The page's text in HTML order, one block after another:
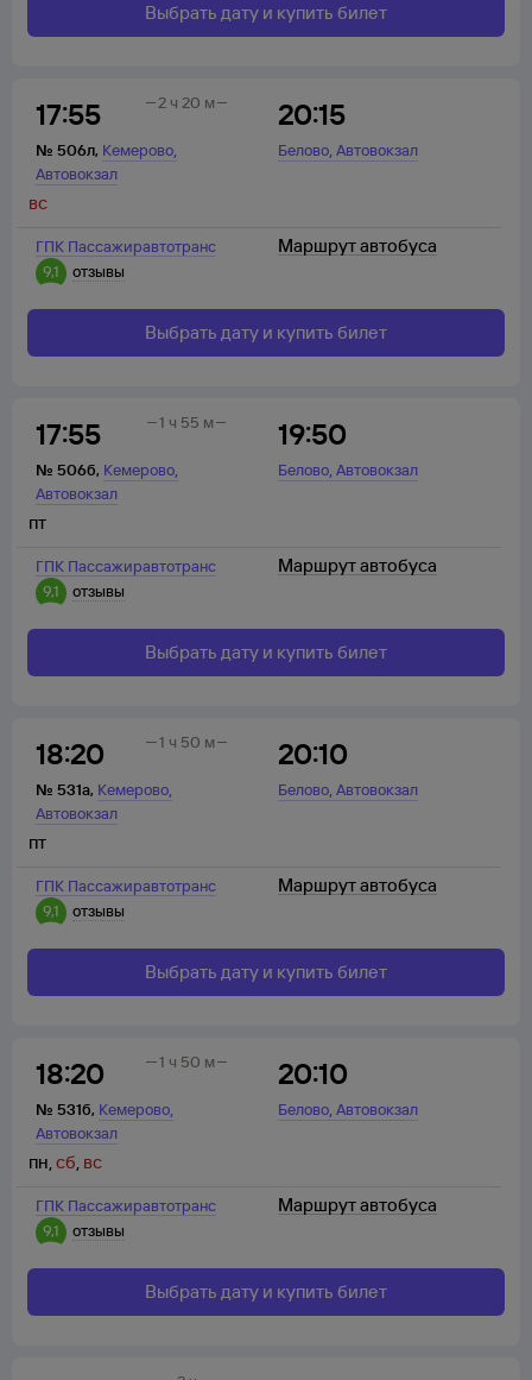
Выбрать дату и купить билет
17:55
№ 506л, Кемерово,
Автовокзал
20:15
Белово,Автовокзал
2 ч 20 м
ГПК Пассажиравтотранс
9,1
отзывы
вс
Маршрут автобуса
Выбрать дату и купить билет
17:55
№ 506б, Кемерово,
Автовокзал
19:50
Белово,Автовокзал
1 ч 55 м
ГПК Пассажиравтотранс
9,1
отзывы
пт
Маршрут автобуса
Выбрать дату и купить билет
18:20
№ 531а, Кемерово,
Автовокзал
20:10
Белово,Автовокзал
1 ч 50 м
ГПК Пассажиравтотранс
9,1
отзывы
пт
Маршрут автобуса
Выбрать дату и купить билет
18:20
№ 531б, Кемерово,
Автовокзал
20:10
Белово,Автовокзал
1 ч 50 м
ГПК Пассажиравтотранс
9,1
отзывы
пн,сб, вс
Маршрут автобуса
Выбрать дату и купить билет